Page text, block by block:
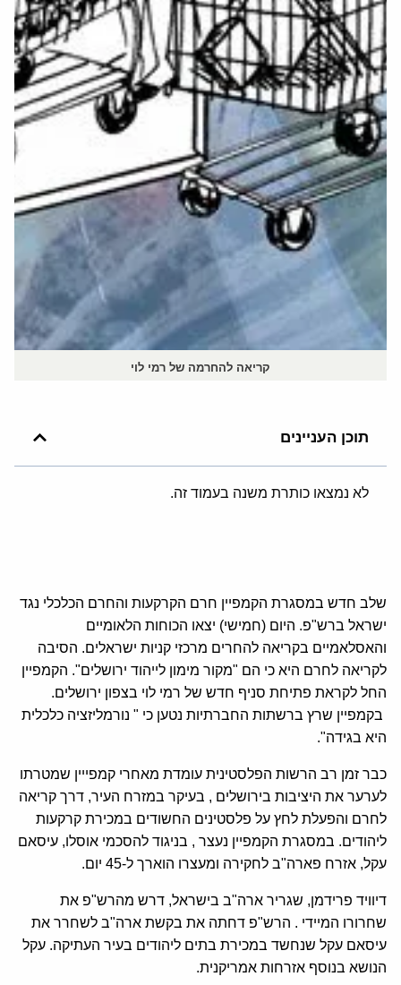
קריאה להחרמה של רמי לוי
תוכן העניינים
לא נמצאו כותרת משנה בעמוד זה.
שלב חדש במסגרת הקמפיין חרם הקרקעות והחרם הכלכלי נגד
ישראל ברש"פ. היום (חמישי) יצאו הכוחות הלאומיים
והאסלאמיים בקריאה להחרים מרכזי קניות ישראלים. הסיבה
לקריאה לחרם היא כי הם "מקור מימון לייהוד ירושלים". הקמפיין
החל לקראת פתיחת סניף חדש של רמי לוי בצפון ירושלים.
בקמפיין שרץ ברשתות החברתיות נטען כי " נורמליזציה כלכלית
היא בגידה".
‏כבר זמן רב הרשות הפלסטינית עומדת מאחרי קמפייין שמטרתו
לערער את היציבות בירושלים , בעיקר במזרח העיר, דרך קריאה
לחרם והפעלת לחץ על פלסטינים החשודים במכירת קרקעות
ליהודים. במסגרת הקמפיין נעצר , בניגוד להסכמי אוסלו, עיסאם
עקל, אזרח פארה"ב לחקירה ומעצרו הוארך ל-45 יום.
דיוויד פרידמן, שגריר ארה"ב בישראל, דרש מהרש"פ את
שחרורו המיידי . הרש"פ דחתה את בקשת ארה"ב לשחרר את
עיסאם עקל שנחשד במכירת בתים ליהודים בעיר העתיקה. עקל
הנושא בנוסף אזרחות אמריקנית.